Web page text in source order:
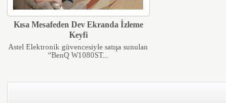
Kısa Mesafeden Dev Ekranda İzleme
Keyfi
Astel Elektronik güvencesiyle satışa sunulan
“BenQ W1080ST...